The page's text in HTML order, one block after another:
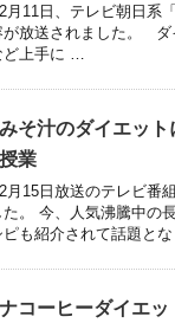
月11日、テレビ朝日系
が放送されました。 ダ
上手に …
そ汁のダイエッ
業
月15日放送のテレビ番
た。 今、人気沸騰中の
ピも紹介されて話題とな
コーヒーダイエ